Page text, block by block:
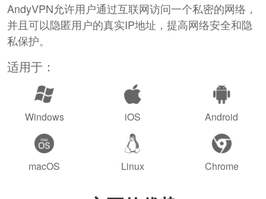
AndyVPN允许用户通过互联网访问一个私密的网络，
并且可以隐匿用户的真实IP地址，提高网络安全和隐
私保护。
适用于：
Windows iOS Android
macOS Linux Chrome